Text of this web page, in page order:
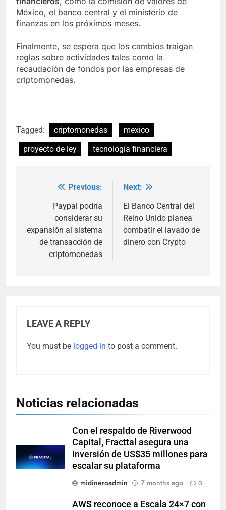
México, el banco central y el ministerio de
finanzas en los próximos meses.
Finalmente, se espera que los cambios traigan
reglas sobre actividades tales como la
recaudación de fondos por las empresas de
criptomonedas.
Tagged: criptomonedas
mexico
proyecto de ley
tecnología financiera
navigation
Previous:
Paypal podría
considerar su
expansión al sistema
de transacción de
criptomonedas
Next:
El Banco Central del
Reino Unido planea
combatir el lavado de
dinero con Crypto
LEAVE A REPLY
You must be logged in to post a comment.
Noticias relacionadas
Con el respaldo de Riverwood
Capital, Fracttal asegura una
inversión de US$35 millones para
escalar su plataforma
midineroadmin
7 months ago 0
AWS reconoce a Escala 24×7 con